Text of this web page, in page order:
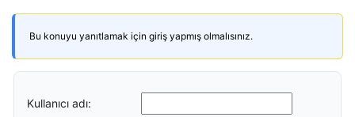
Bu konuyu yanıtlamak için giriş yapmış olmalısınız.
Kullanıcı adı: